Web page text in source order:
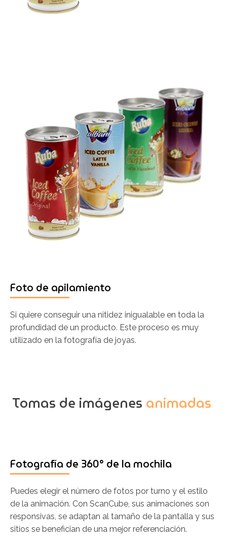
Foto de apilamiento
Si quiere conseguir una nitidez inigualable en toda la
profundidad de un producto. Este proceso es muy
utilizado en la fotografía de joyas.
Tomas de imágenes animadas
Fotografía de 360° de la mochila
Puedes elegir el número de fotos por turno y el estilo
de la animación. Con ScanCube, sus animaciones son
responsivas, se adaptan al tamaño de la pantalla y sus
sitios se benefician de una mejor referenciación.